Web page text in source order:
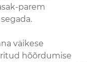
parem
väikese
hõõrdumise